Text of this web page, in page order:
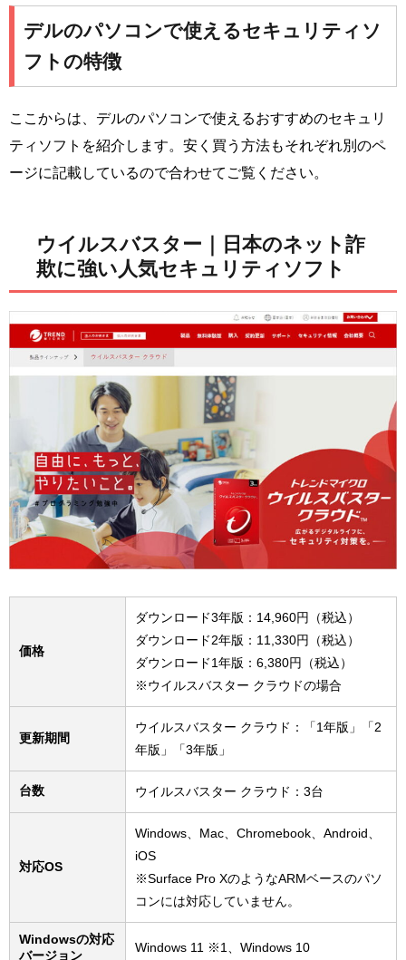
デルのパソコンで使えるセキュリティソ
フトの特徴
ここからは、デルのパソコンで使えるおすすめのセキュリ
ティソフトを紹介します。安く買う方法もそれぞれ別のペ
ージに記載しているので合わせてご覧ください。
ウイルスバスター｜日本のネット詐
欺に強い人気セキュリティソフト
価格
ダウンロード3年版：14,960円（税込）
ダウンロード2年版：11,330円（税込）
ダウンロード1年版：6,380円（税込）
※ウイルスバスター クラウドの場合
更新期間
ウイルスバスター クラウド：「1年版」「2
年版」「3年版」
台数 ウイルスバスター クラウド：3台
対応OS
Windows、Mac、Chromebook、Android、
iOS
※Surface Pro XのようなARMベースのパソ
コンには対応していません。
Windowsの対応
バージョン
Windows 11 ※1、Windows 10